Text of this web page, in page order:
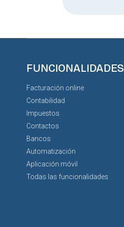
FUNCIONALIDADES
Facturación online
Contabilidad
Impuestos
Contactos
Bancos
Automatización
Aplicación móvil
Todas las funcionalidades